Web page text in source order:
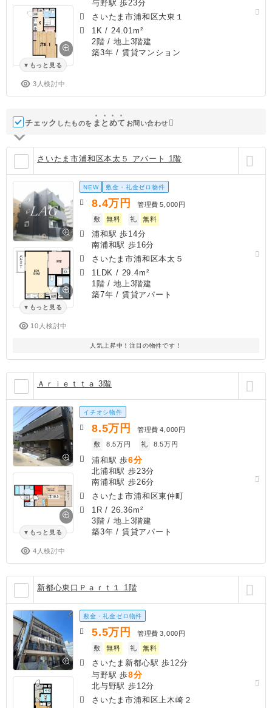
もっと見る
3人検討中
与野駅 歩23分
さいたま市浦和区大東１
1K / 24.01m²
2階 / 地上3階建
築3年 / 賃貸マンション
チェック したものを ま と めて お問い合わせ
さいたま市浦和区本太５ アパート 1階
もっと見る
10人検討中
NEW 敷金・礼金ゼロ物件
8.4万円 管理費 5,000円
敷
無料 礼 無料
浦和駅 歩14分
南浦和駅 歩16分
さいたま市浦和区本太５
1LDK / 29.4m²
1階 / 地上3階建
築7年 / 賃貸アパート
人気上昇中！注目の物件です！
Ａｒｉｅｔｔａ 3階
もっと見る
4人検討中
イチオシ物件
8.5万円 管理費 4,000円
敷
8.5万円 礼 8.5万円
浦和駅 歩6分
北浦和駅 歩23分
南浦和駅 歩26分
さいたま市浦和区東仲町
1R / 26.36m²
3階 / 地上3階建
築3年 / 賃貸アパート
新都心東口Ｐａｒｔ１ 1階
敷金・礼金ゼロ物件
5.5万円 管理費 3,000円
敷
無料 礼 無料
さいたま新都心駅 歩12分
与野駅 歩8分
北与野駅 歩12分
さいたま市浦和区上木崎２